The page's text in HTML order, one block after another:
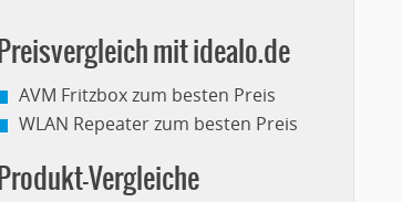
Preisvergleich mit idealo.de
AVM Fritzbox zum besten Preis
WLAN Repeater zum besten Preis
Produkt-Vergleiche